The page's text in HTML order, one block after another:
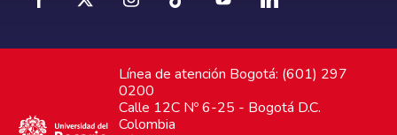
Línea de atención Bogotá: (601) 297
0200
Calle 12C Nº 6-25 - Bogotá D.C.
Colombia